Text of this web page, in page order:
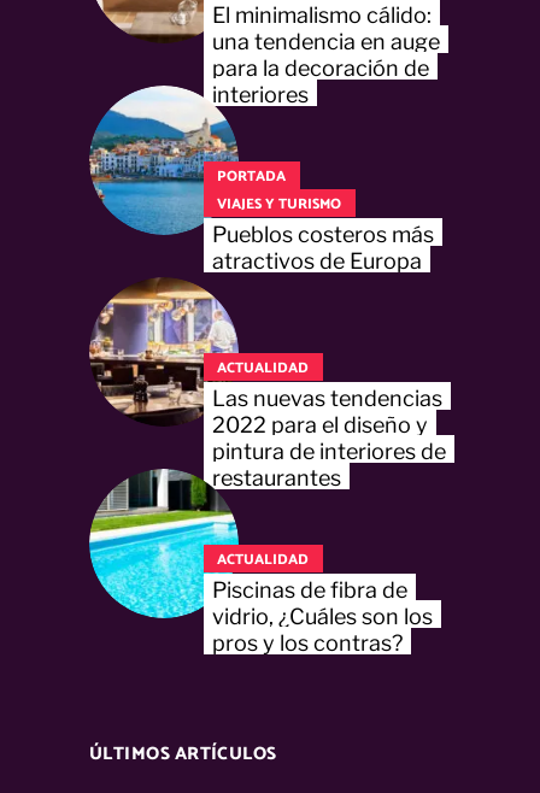
El minimalismo cálido:
una tendencia en auge
para la decoración de
interiores
PORTADA
VIAJES Y TURISMO
Pueblos costeros más
atractivos de Europa
ACTUALIDAD
Las nuevas tendencias
2022 para el diseño y
pintura de interiores de
restaurantes
ACTUALIDAD
Piscinas de fibra de
vidrio, ¿Cuáles son los
pros y los contras?
ÚLTIMOS ARTÍCULOS